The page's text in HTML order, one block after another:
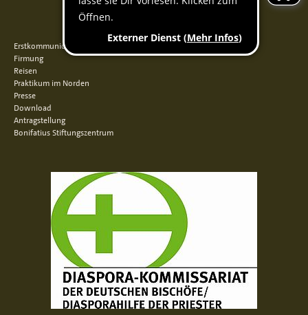
QUICKLINKS
Erstkommunion
Firmung
Reisen
Praktikum im Norden
Presse
Download
Antragstellung
Bonifatius Stiftungszentrum